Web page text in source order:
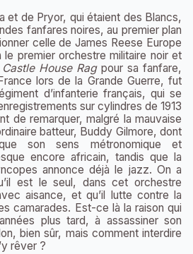
et de Pryor, qui étaient des Blancs,
fanfares noires, au premier plan
celle de James Reese Europe
le premier orchestre militaire noir et
Castle House Ragpour sa fanfare,
lors de la Grande Guerre, fut
d’infanterie français, qui se
sur cylindres de 1913
de remarquer, malgré la mauvaise
batteur, Buddy Gilmore, dont
son sens métronomique et
encore africain, tandis que la
annonce déjà le jazz. On a
est le seul, dans cet orchestre
aisance, et qu’il lutte contre la
camarades. Est-ce là la raison qui
plus tard, à assassiner son
bien sûr, mais comment interdire
rêver ?